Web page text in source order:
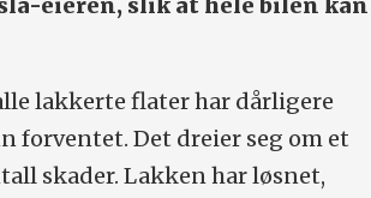
lakkerte flater har dårligere
forventet. Det dreier seg om et
skader. Lakken har løsnet,